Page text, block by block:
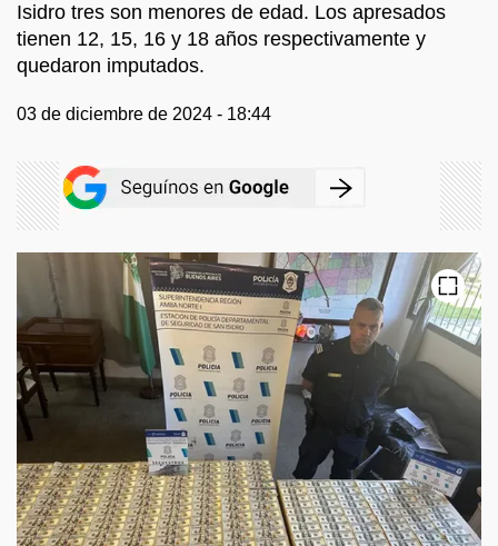
Isidro tres son menores de edad. Los apresados
tienen 12, 15, 16 y 18 años respectivamente y
quedaron imputados.
03 de diciembre de 2024 - 18:44